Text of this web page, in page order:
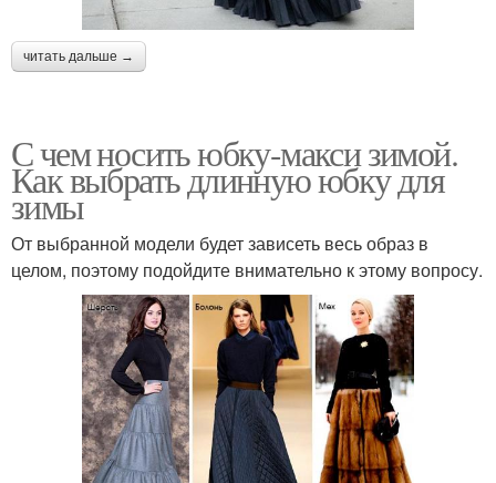
читать дальше →
С чем носить юбку-макси зимой.
Как выбрать длинную юбку для
зимы
От выбранной модели будет зависеть весь образ в
целом, поэтому подойдите внимательно к этому вопросу.